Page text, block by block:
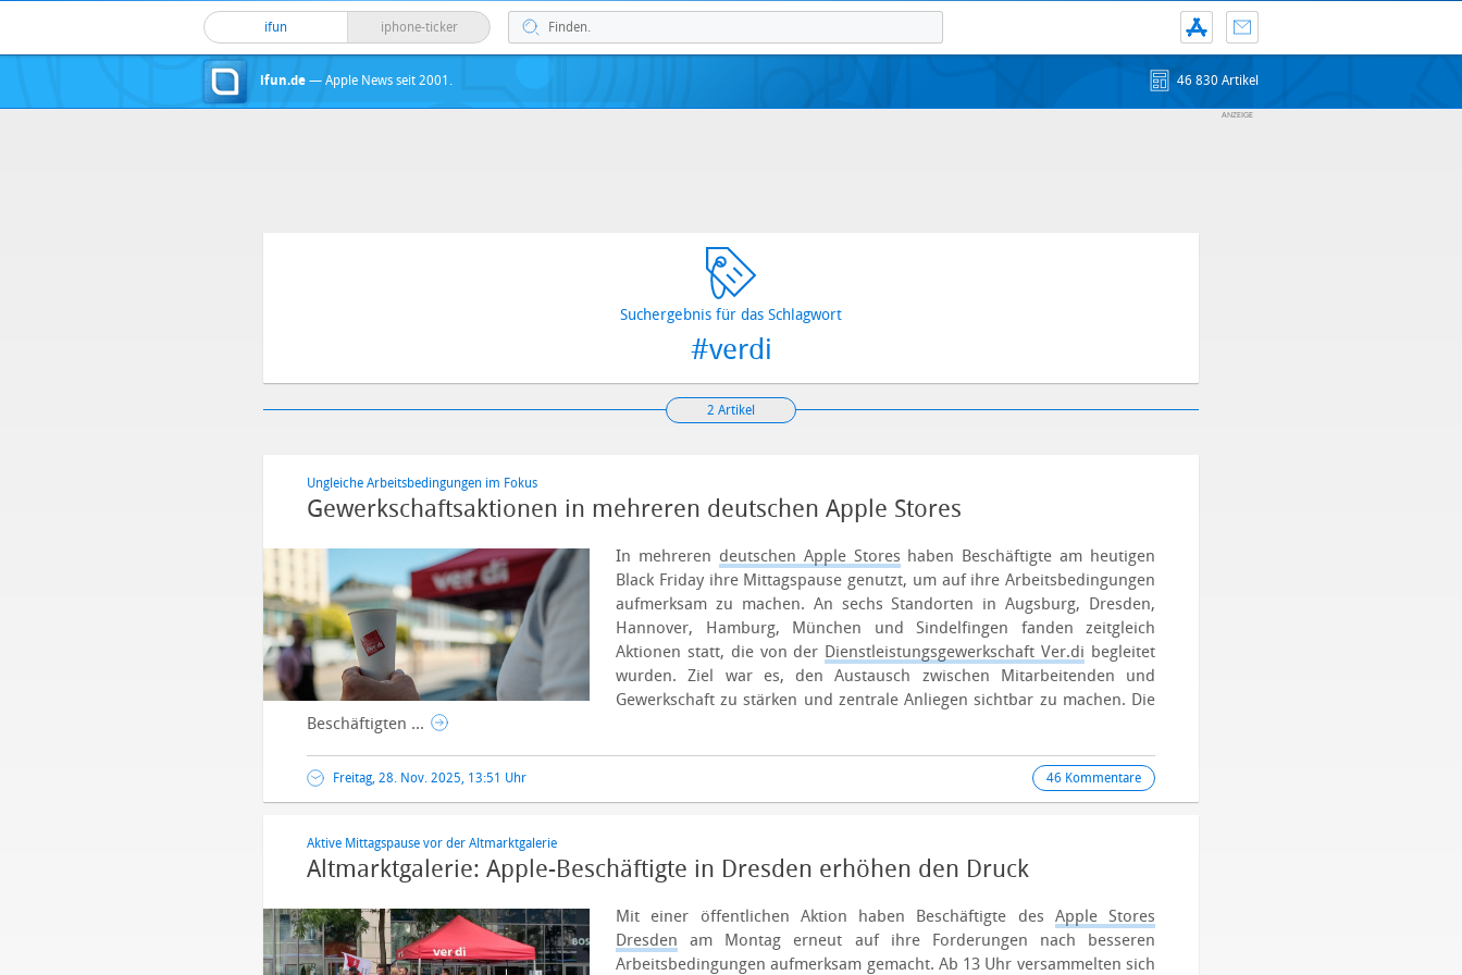
ifun iphone-ticker
ifun.de — Apple News seit 2001. 46 830 Artikel
Suchergebnis für das Schlagwort
#verdi
2 Artikel
Ungleiche Arbeitsbedingungen im Fokus
Gewerkschaftsaktionen in mehreren deutschen Apple Stores
In mehreren deutschen Apple Stores haben Beschäftigte am heutigen
Black Friday ihre Mittagspause genutzt, um auf ihre Arbeitsbedingungen
aufmerksam zu machen. An sechs Standorten in Augsburg, Dresden,
Hannover, Hamburg, München und Sindelfingen fanden zeitgleich
Aktionen statt, die von der Dienstleistungsgewerkschaft Ver.di begleitet
wurden.Ziel war es, den Austausch zwischen Mitarbeitenden und
Gewerkschaft zu stärken und zentrale Anliegen sichtbar zu machen. Die
Beschäftigten ...
Freitag, 28. Nov. 2025, 13:51 Uhr 46 Kommentare
Aktive Mittagspause vor der Altmarktgalerie
Altmarktgalerie: Apple-Beschäftigte in Dresden erhöhen den Druck
Mit einer öffentlichen Aktion haben Beschäftigte des Apple Stores
Dresden am Montag erneut auf ihre Forderungen nach besseren
Arbeitsbedingungen aufmerksam gemacht. Ab 13 Uhr versammelten sich